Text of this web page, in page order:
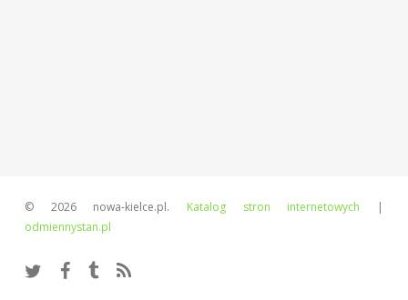
© 2026 nowa-kielce.pl. Katalog stron internetowych |
odmiennystan.pl
twitter facebooktumblrRSS